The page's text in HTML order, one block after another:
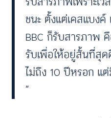
ชนะ ตั้งแต่เคสแบงค์
BBC ก็รับสารภาพ
รับเพื่อให้อยู่สั้นที่สุด
ไม่ถึง 10 ปีหรอก แ
”